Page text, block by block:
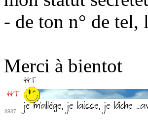
- de ton n° de tel,
Merci à bientot